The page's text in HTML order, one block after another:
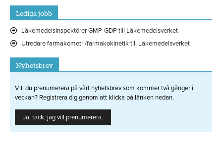
Lediga jobb
Läkemedelsinspektörer GMP-GDP till Läkemedelsverket
Utredare farmakometri/farmakokinetik till Läkemedelsverket
Nyhetsbrev
Vill du prenumerera på vårt nyhetsbrev som kommer två gånger i
veckan? Registrera dig genom att klicka på länken nedan.
Ja, tack, jag vill prenumerera.